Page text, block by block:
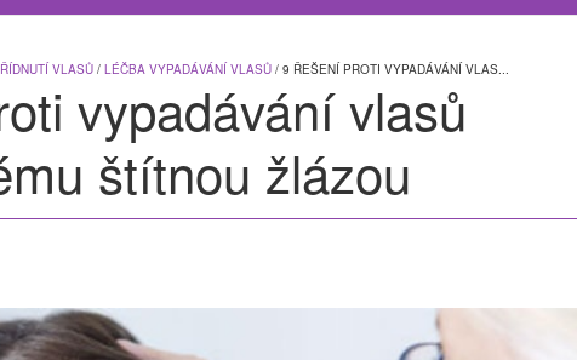
ŘÍDNUTÍ VLASŮ / LÉČBA VYPADÁVÁNÍ VLASŮ / 9 ŘEŠENÍ PROTI VYPADÁVÁNÍ VLAS...
vypadávání vlasů
štítnou žlázou